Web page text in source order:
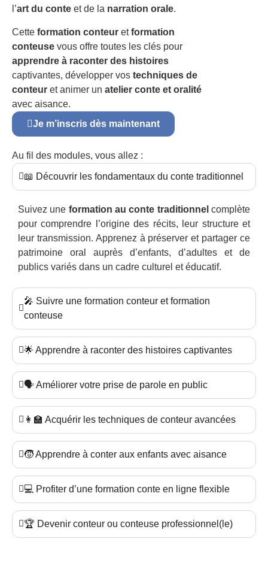
l’art du conte et de la narration orale.
Cette formation conteur etformation
conteuse vous offre toutes les clés pour
apprendre à raconter des histoires
captivantes, développer vos techniques de
conteur et animer un atelier conte et oralité
avec aisance.
Je m’inscris dès maintenant
Au fil des modules, vous allez :
📖 Découvrir les fondamentaux du conte traditionnel
Suivez une formation au conte traditionnel complète
pour comprendre l’origine des récits, leur structure et
leur transmission. Apprenez à préserver et partager ce
patrimoine oral auprès d’enfants, d’adultes et de
publics variés dans un cadre culturel et éducatif.
🎤 Suivre une formation conteur et formation
conteuse
🌟 Apprendre à raconter des histoires captivantes
🗣️ Améliorer votre prise de parole en public
👩‍🏫 Acquérir les techniques de conteur avancées
🧒 Apprendre à conter aux enfants avec aisance
💻 Profiter d’une formation conte en ligne flexible
🏆 Devenir conteur ou conteuse professionnel(le)